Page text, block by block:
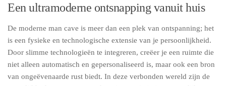
Een ultramoderne ontsnapping vanuit huis
De moderne man cave is meer dan een plek van ontspanning; het
is een fysieke en technologische extensie van je persoonlijkheid.
Door slimme technologieën te integreren, creëer je een ruimte die
niet alleen automatisch en gepersonaliseerd is, maar ook een bron
van ongeëvenaarde rust biedt. In deze verbonden wereld zijn de